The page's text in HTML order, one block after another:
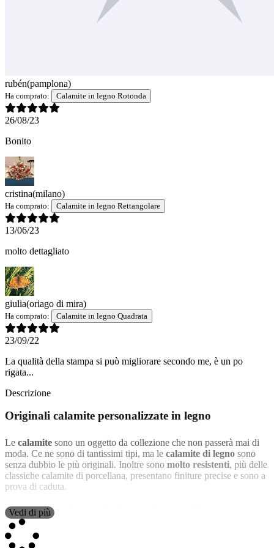
rubén(pamplona)
Ha comprato: Calamite in legno Rotonda
26/08/23
Bonito
cristina(milano)
Ha comprato: Calamite in legno Rettangolare
13/06/23
molto dettagliato
giulia(oriago di mira)
Ha comprato: Calamite in legno Quadrata
23/09/22
La qualità della stampa si può migliorare secondo me, è un po
rigata...
Descrizione
Originali calamite personalizzate in legno
Le calamite sono un oggetto da collezione che non passerà mai di
moda. Ce ne sono di tantissimi tipi, ma le calamite di legno sono
senza dubbio le più originali. Inoltre sono molto resistenti, più delle
classiche calamite di porcellana, presentano finiture precise e sono a
prova di caduta.
Ma non si tratta di normali calamite in legno: su Wanapix puoi
personalizzarle a tuo piacimento
decorare il frigorifero e sono l’ideale se vogliamo dare un tocco di
allegria alla cucina.
Vedi di più